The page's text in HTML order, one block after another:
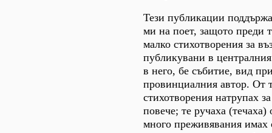
Тези публикации
ми на поет, защото преди
малко стихотворения за
публикувани в
в него, бе събитие, вид
провинциалния автор. От
стихотворения натрупах
повече; те ручаха (течаха)
много преживявания имах